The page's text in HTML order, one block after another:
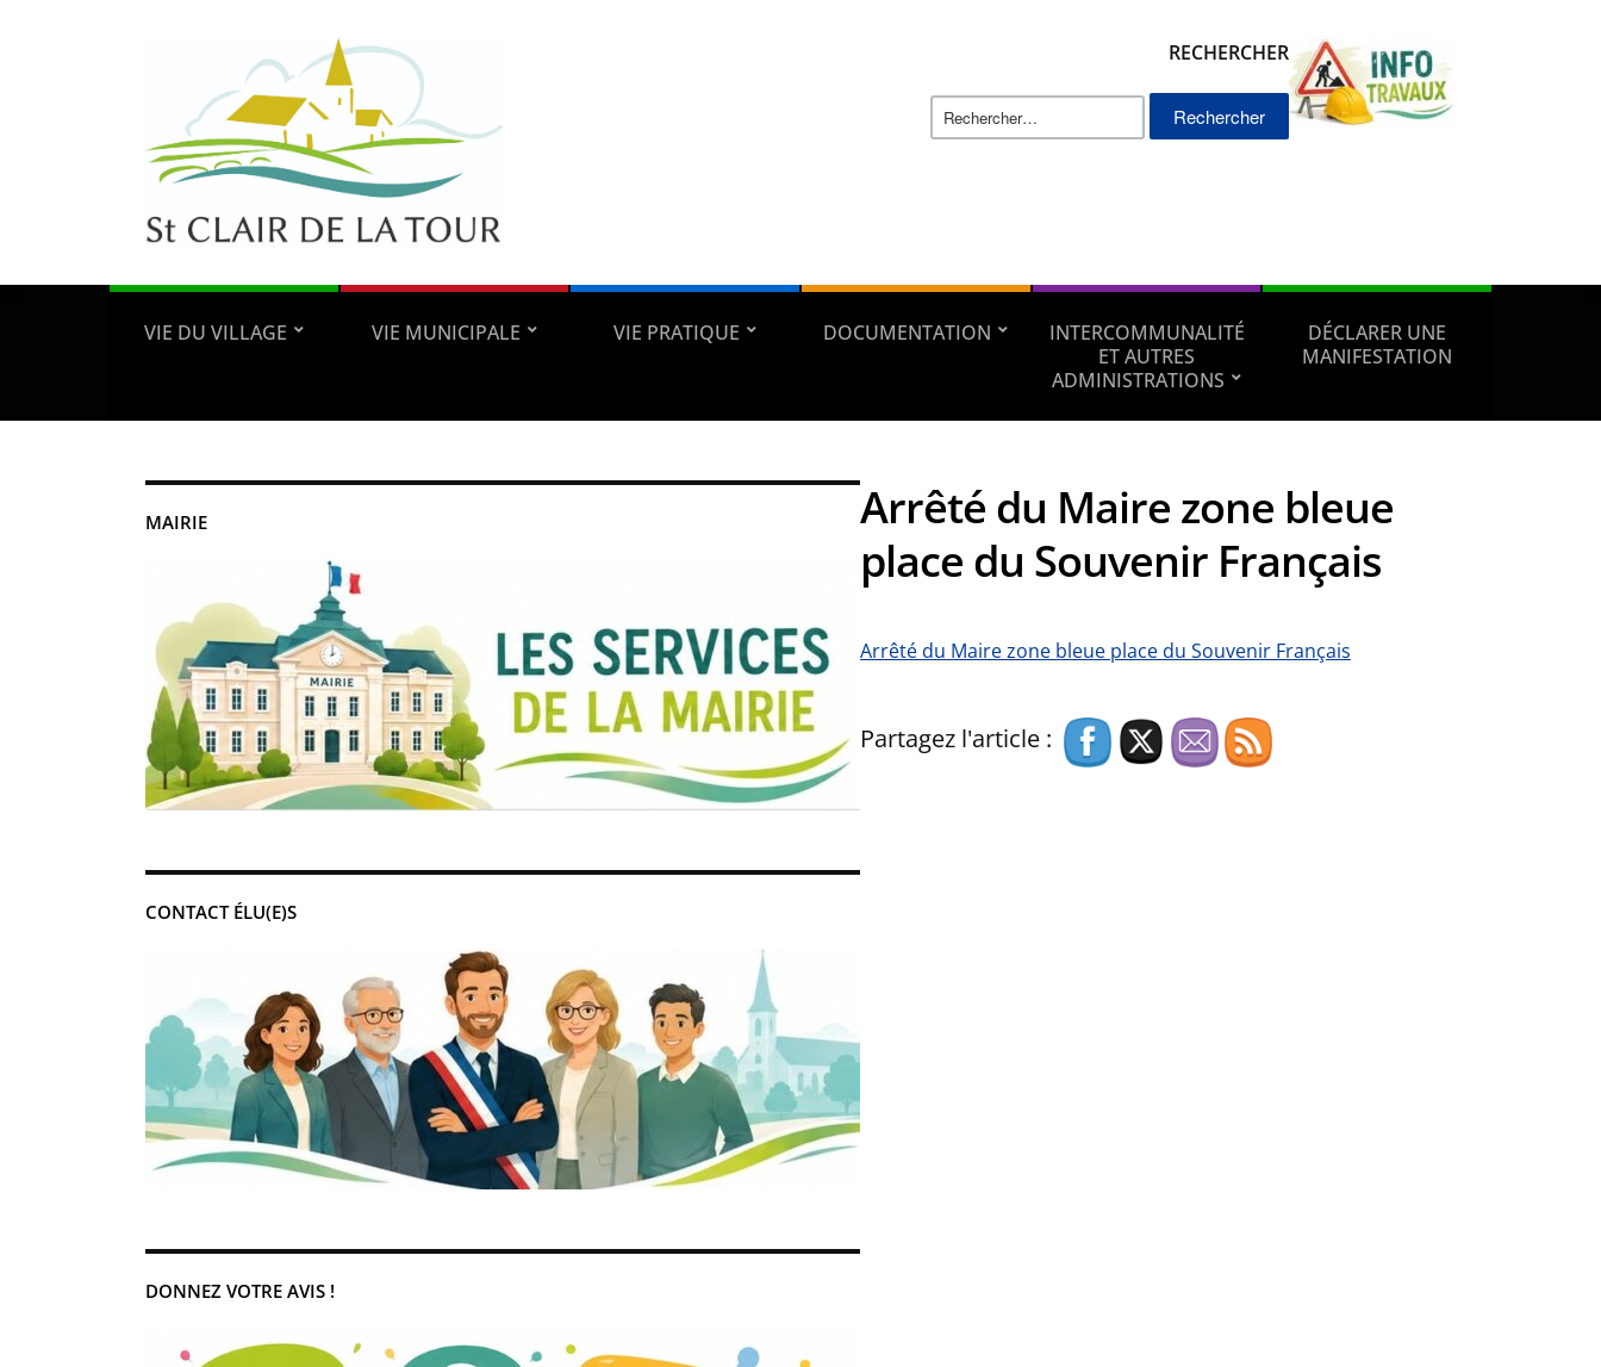
RECHERCHER
Rechercher :
VIE DU VILLAGE VIE MUNICIPALE VIE PRATIQUE DOCUMENTATION
INTERCOMMUNALITÉ
ET AUTRES
ADMINISTRATIONS
DÉCLARER UNE
MANIFESTATION
MAIRIE
CONTACT ÉLU(E)S
DONNEZ VOTRE AVIS !
Arrêté du Maire zone bleue
place du Souvenir Français
Arrêté du Maire zone bleue place du Souvenir Français
Partagez l'article :